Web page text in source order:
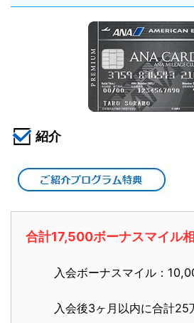
紹介
合計17,500ボーナスマイル
入会ボーナスマイル：
入会後3ヶ月以内に合計25